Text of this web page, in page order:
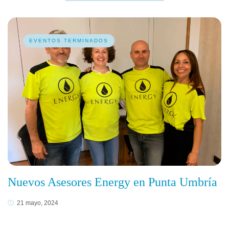
EVENTOS TERMINADOS
Nuevos Asesores Energy en Punta Umbría
21 mayo, 2024